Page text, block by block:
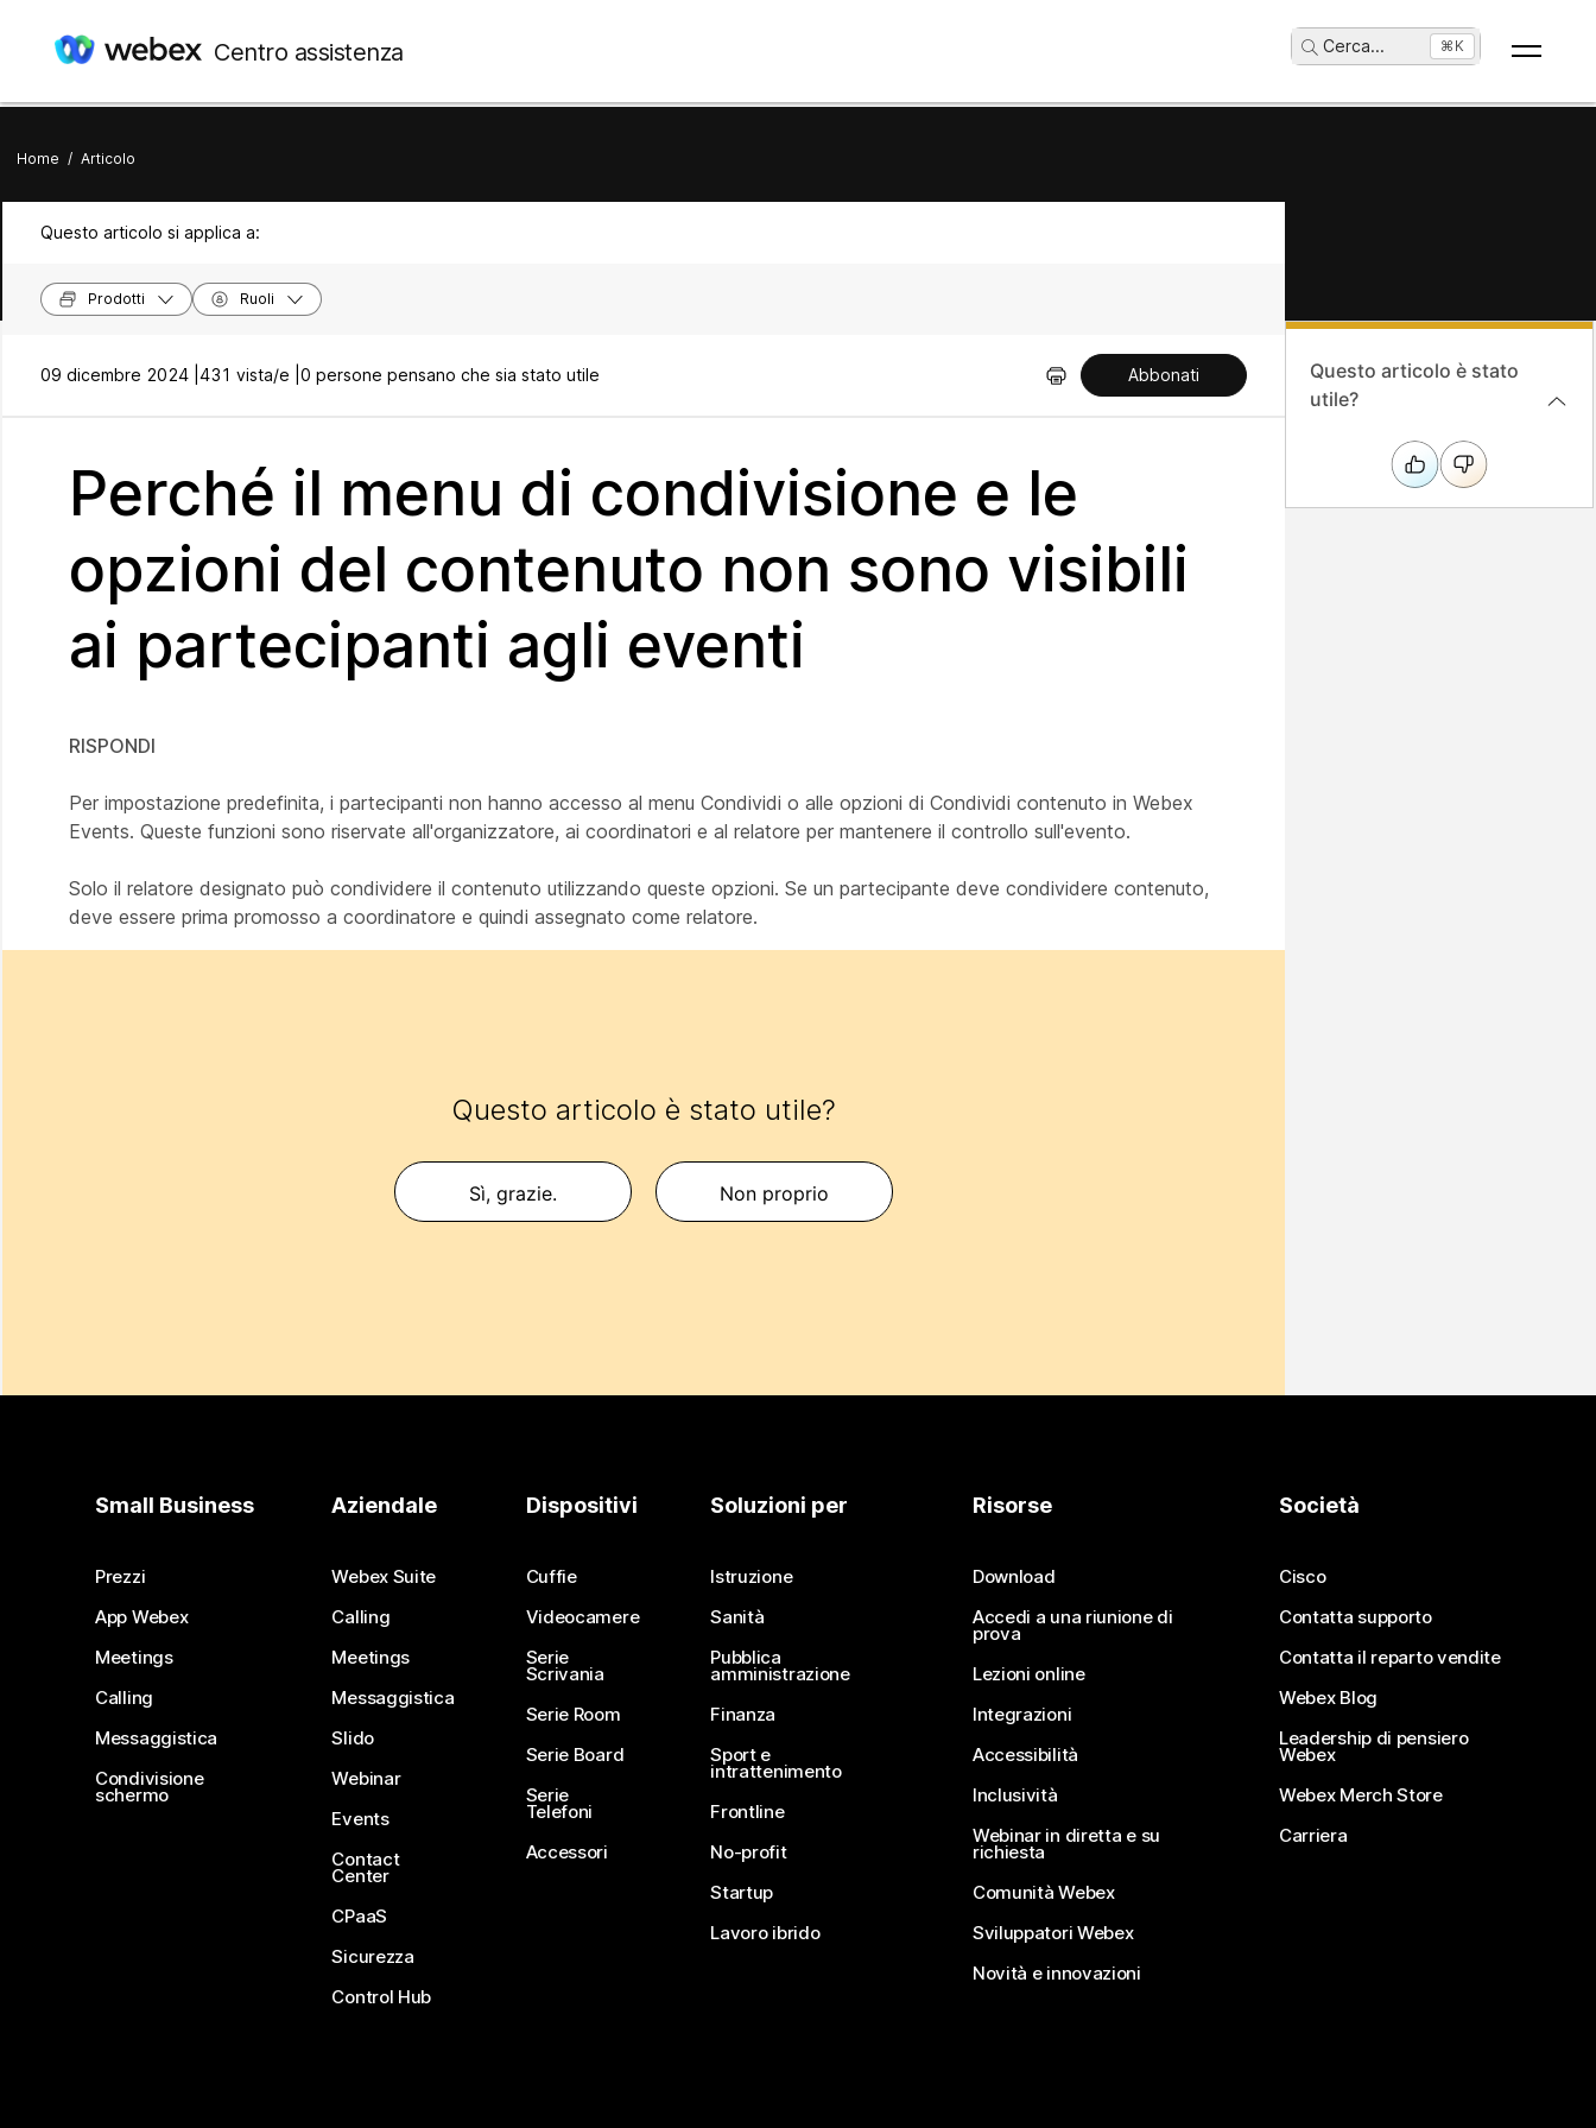
Centro assistenza Cerca... ⌘K
Home / Articolo
Questo articolo si applica a:
Prodotti Ruoli
09 dicembre 2024 | 431 vista/e | 0 persone pensano che sia stato utile Abbonati
Perché il menu di condivisione e le
opzioni del contenuto non sono visibili
ai partecipanti agli eventi
RISPONDI
Per impostazione predefinita, i partecipanti non hanno accesso al menu Condividi o alle opzioni di Condividi contenuto in Webex
Events. Queste funzioni sono riservate all'organizzatore, ai coordinatori e al relatore per mantenere il controllo sull'evento.
Solo il relatore designato può condividere il contenuto utilizzando queste opzioni. Se un partecipante deve condividere contenuto,
deve essere prima promosso a coordinatore e quindi assegnato come relatore.
Questo articolo è stato utile?
Sì, grazie. Non proprio
Questo articolo è stato
utile?
Small Business
Prezzi
App Webex
Meetings
Calling
Messaggistica
Condivisione
schermo
Aziendale
Webex Suite
Calling
Meetings
Messaggistica
Slido
Webinar
Events
Contact
Center
CPaaS
Sicurezza
Control Hub
Dispositivi
Cuffie
Videocamere
Serie
Scrivania
Serie Room
Serie Board
Serie
Telefoni
Accessori
Soluzioni per
Istruzione
Sanità
Pubblica
amministrazione
Finanza
Sport e
intrattenimento
Frontline
No-profit
Startup
Lavoro ibrido
Risorse
Download
Accedi a una riunione di
prova
Lezioni online
Integrazioni
Accessibilità
Inclusività
Webinar in diretta e su
richiesta
Comunità Webex
Sviluppatori Webex
Novità e innovazioni
Società
Cisco
Contatta supporto
Contatta il reparto vendite
Webex Blog
Leadership di pensiero
Webex
Webex Merch Store
Carriera